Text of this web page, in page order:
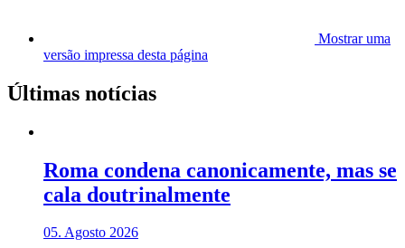
Mostrar uma
versão impressa desta página
Últimas notícias
Roma condena canonicamente, mas se
cala doutrinalmente
05. Agosto 2026